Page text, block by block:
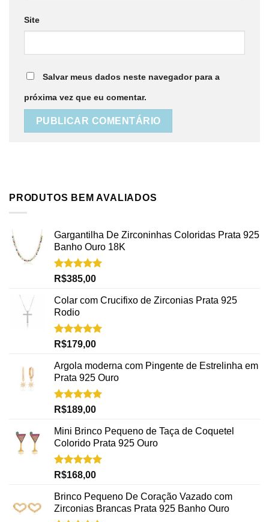
Site
Salvar meus dados neste navegador para a
próxima vez que eu comentar.
PRODUTOS BEM AVALIADOS
Gargantilha De Zirconinhas Coloridas Prata 925
Banho Ouro 18K
Avaliação
R$385,00
Colar com Crucifixo de Zirconias Prata 925
Rodio
Avaliação
R$179,00
Argola moderna com Pingente de Estrelinha em
Prata 925 Ouro
Avaliação
R$189,00
Mini Brinco Pequeno de Taça de Coquetel
Colorido Prata 925 Ouro
Avaliação
R$168,00
Brinco Pequeno De Coração Vazado com
Zirconias Brancas Prata 925 Banho Ouro